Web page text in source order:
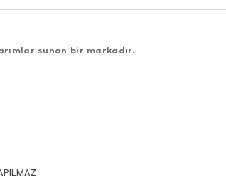
sunan bir markadır.